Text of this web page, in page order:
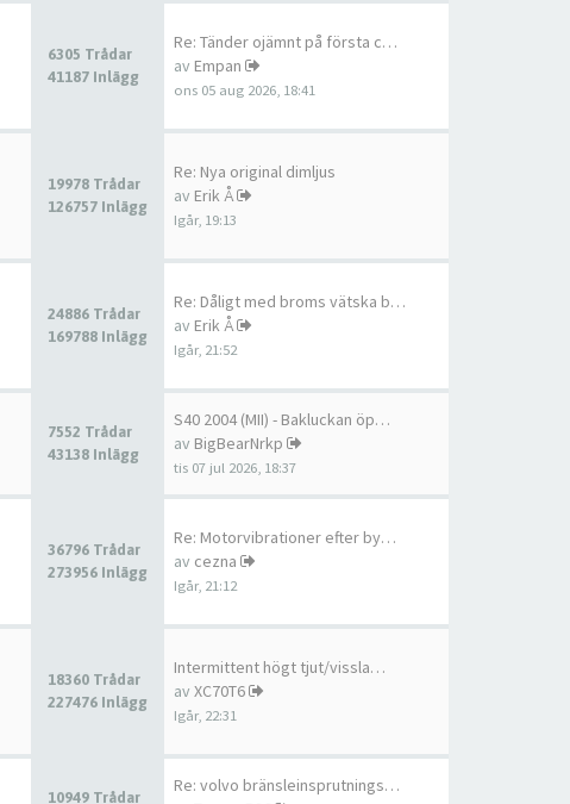
6305 Trådar
41187 Inlägg
Re: Tänder ojämnt på första c…
av Empan
ons 05 aug 2026, 18:41
19978 Trådar
126757 Inlägg
Re: Nya original dimljus
av Erik Å
Igår, 19:13
24886 Trådar
169788 Inlägg
Re: Dåligt med broms vätska b…
av Erik Å
Igår, 21:52
7552 Trådar
43138 Inlägg
S40 2004 (MII) - Bakluckan öp…
av BigBearNrkp
tis 07 jul 2026, 18:37
36796 Trådar
273956 Inlägg
Re: Motorvibrationer efter by…
av cezna
Igår, 21:12
18360 Trådar
227476 Inlägg
Intermittent högt tjut/vissla…
av XC70T6
Igår, 22:31
10949 Trådar
Re: volvo bränsleinsprutnings…